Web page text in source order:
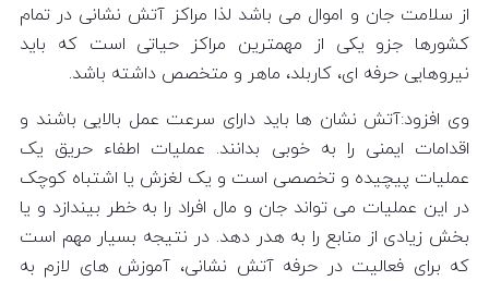
از سلامت جان و اموال می باشد لذا مراکز آتش نشانی در تمام
کشورها جزو یکی از مهمترین مراکز حیاتی است که باید
نیروهایی حرفه ای، کاربلد، ماهر و متخصص داشته باشد.
وی افزود:آتش نشان ها باید دارای سرعت عمل بالایی باشند و
اقدامات ایمنی را به خوبی بدانند. عملیات اطفاء حریق یک
عملیات پیچیده و تخصصی است و یک لغزش یا اشتباه کوچک
در این عملیات می تواند جان و مال افراد را به خطر بیندازد و یا
بخش زیادی از منابع را به هدر دهد. در نتیجه بسیار مهم است
که برای فعالیت در حرفه آتش نشانی، آموزش های لازم به